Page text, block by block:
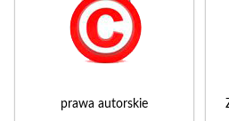
prawa autorskie